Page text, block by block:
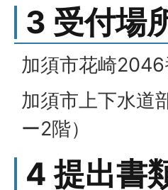
3 受付場
加須市花崎
加須市上下水道
ー2階）
4 提出書